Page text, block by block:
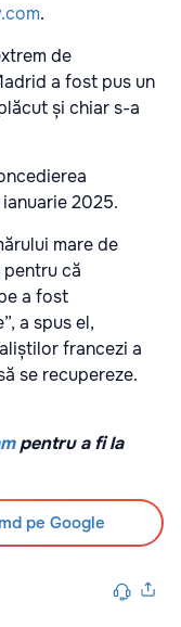
.
de
a fost pus un
și chiar s-a
2025.
mare de
că
a fost
a spus el,
francezi a
se recupereze.
pentru a fi la
pe Google